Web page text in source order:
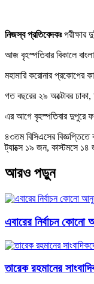
নিজস্ব প্রতিবেদকঃপরীক্ষার
আজ বৃহস্পতিবার বিকালে
মহামারি করোনার প্রকোপের
গত বছরের ২৯ অক্টোবর ঢাকা,
এর আগে বৃহস্পতিবার দুপুরে
৪৩তম বিসিএসের
ট্যাক্সে ১৯ জন, কাস্টমসে
আরও পড়ুন
এবারের নির্বাচন কোনো
তারেক রহমানের